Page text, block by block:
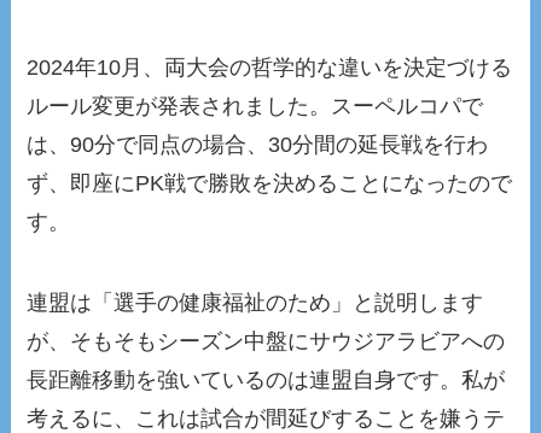
2024年10月、両大会の哲学的な違いを決定づける
ルール変更が発表されました。スーペルコパで
は、90分で同点の場合、30分間の延長戦を行わ
ず、即座にPK戦で勝敗を決めることになったので
す。
連盟は「選手の健康福祉のため」と説明します
が、そもそもシーズン中盤にサウジアラビアへの
長距離移動を強いているのは連盟自身です。私が
考えるに、これは試合が間延びすることを嫌うテ